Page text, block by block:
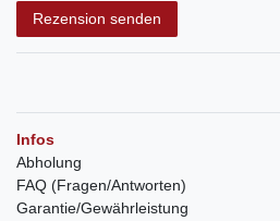
Rezension senden
Infos
Abholung
FAQ (Fragen/Antworten)
Garantie/Gewährleistung